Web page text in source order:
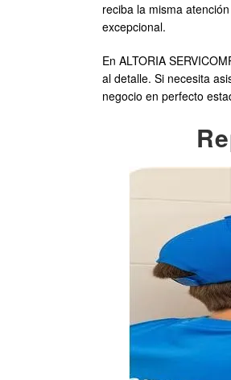
reciba la misma
excepcional.
En ALTORIA
al detalle. Si necesita
negocio en perfecto